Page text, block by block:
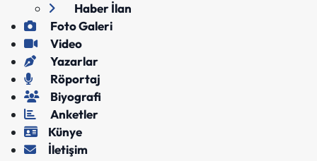
Haber İlan
Foto Galeri
Video
Yazarlar
Röportaj
Biyografi
Anketler
Künye
İletişim